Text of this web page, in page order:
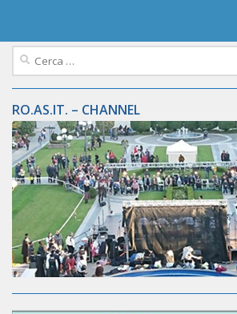
Ricerca
RO.AS.IT. – CHANNEL